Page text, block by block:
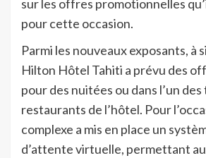
sur les offres promotionnelles
pour cette occasion.
Parmi les nouveaux exposants, à
Hilton Hôtel Tahiti a prévu des
pour des nuitées ou dans l’un des
restaurants de l’hôtel. Pour
complexe a mis en place un
d’attente virtuelle, permettant